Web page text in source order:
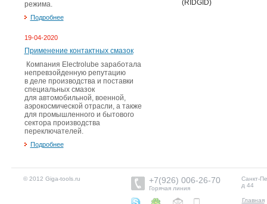
режима.
Подробнее
19-04-2020
Применение контактных смазок
Компания Electrolube заработала
непревзойденную репутацию
в деле производства и поставки
специальных смазок
для автомобильной, военной,
аэрокосмической отрасли, а также
для промышленного и бытового
сектора производства
переключателей.
Подробнее
(RIDGID)
© 2012 Giga-tools.ru +7(926) 006-26-70
Горячая линия
Санкт-
д 44
Главная